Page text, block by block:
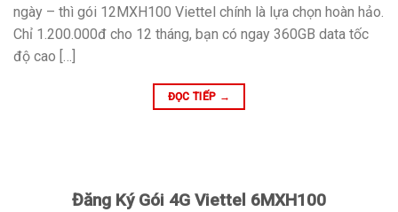
ngày – thì gói 12MXH100 Viettel chính là lựa chọn hoàn hảo.
Chỉ 1.200.000đ cho 12 tháng, bạn có ngay 360GB data tốc
độ cao […]
ĐỌC TIẾP →
Đăng Ký Gói 4G Viettel 6MXH100